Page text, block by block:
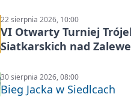
22 sierpnia 2026, 10:00
VI Otwarty Turniej
Siatkarskich nad
30 sierpnia 2026, 08:00
Bieg Jacka w Siedlcach